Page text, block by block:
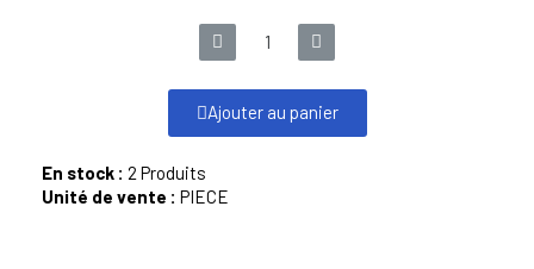
Ajouter au panier
En stock : 2 Produits
Unité de vente : PIECE